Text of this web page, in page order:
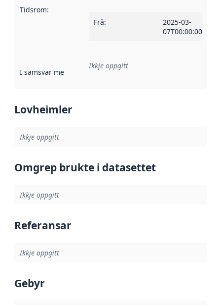
Tidsrom:
Frå:
2025-03-
07T00:00:00Z
I samsvar med Referanse til ei implementeringsregel eller
Ikkje oppgitt
Lovheimler
Ikkje oppgitt
Omgrep brukte i datasettet
Ikkje oppgitt
Referansar
Ikkje oppgitt
Gebyr